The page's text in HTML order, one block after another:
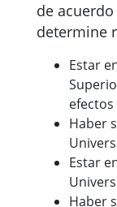
de
determine
Estar
Haber
Estar
Haber